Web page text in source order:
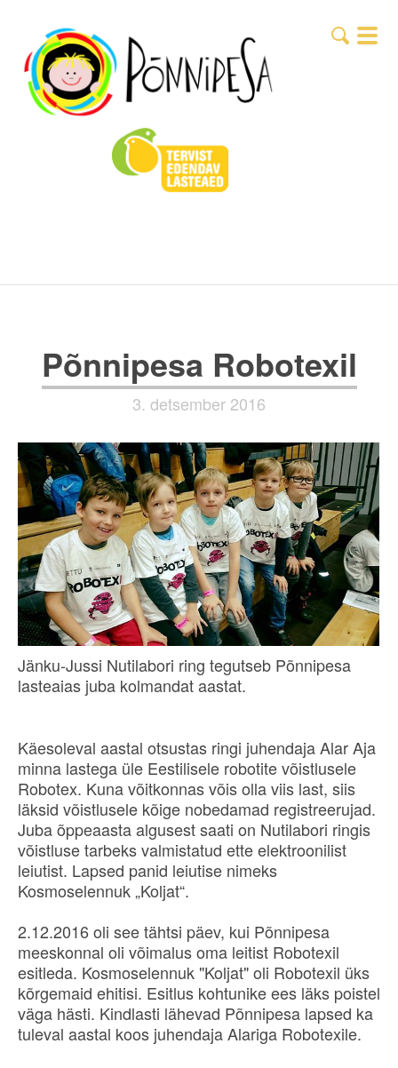
Põnnipesa Robotexil
3. detsember 2016
Jänku-Jussi Nutilabori ring tegutseb Põnnipesa
lasteaias juba kolmandat aastat.
Käesoleval aastal otsustas ringi juhendaja Alar Aja
minna lastega üle Eestilisele robotite võistlusele
Robotex. Kuna võitkonnas võis olla viis last, siis
läksid võistlusele kõige nobedamad registreerujad.
Juba õppeaasta algusest saati on Nutilabori ringis
võistluse tarbeks valmistatud ette elektroonilist
leiutist. Lapsed panid leiutise nimeks
Kosmoselennuk „Koljat“.
2.12.2016 oli see tähtsi päev, kui Põnnipesa
meeskonnal oli võimalus oma leitist Robotexil
esitleda. Kosmoselennuk "Koljat" oli Robotexil üks
kõrgemaid ehitisi. Esitlus kohtunike ees läks poistel
väga hästi. Kindlasti lähevad Põnnipesa lapsed ka
tuleval aastal koos juhendaja Alariga Robotexile.